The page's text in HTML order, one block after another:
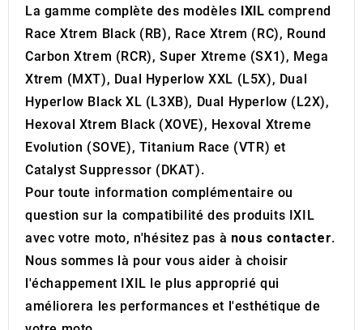
La gamme complète des modèles IXIL comprend
Race Xtrem Black (RB), Race Xtrem (RC), Round
Carbon Xtrem (RCR), Super Xtreme (SX1), Mega
Xtrem (MXT), Dual Hyperlow XXL (L5X), Dual
Hyperlow Black XL (L3XB), Dual Hyperlow (L2X),
Hexoval Xtrem Black (XOVE), Hexoval Xtreme
Evolution (SOVE), Titanium Race (VTR) et
Catalyst Suppressor (DKAT).
Pour toute information complémentaire ou
question sur la compatibilité des produits IXIL
avec votre moto, n'hésitez pas à nous contacter.
Nous sommes là pour vous aider à choisir
l'échappement IXIL le plus approprié qui
améliorera les performances et l'esthétique de